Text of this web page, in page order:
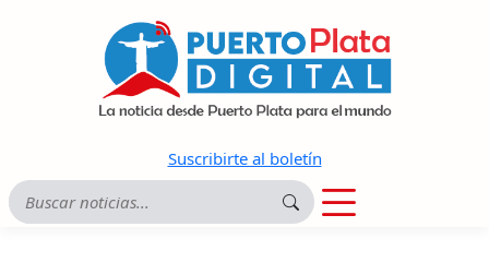
Suscribirte al boletín